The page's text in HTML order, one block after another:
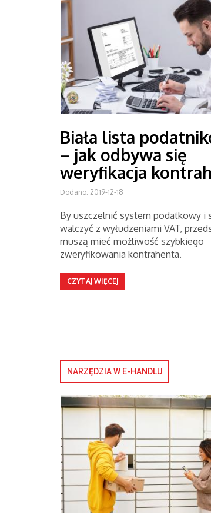
Biała lista
– jak odbywa się
weryfikacja
Dodano: 2019-12-18
By uszczelnić system podatkowy i
walczyć z wyłudzeniami VAT,
muszą mieć możliwość szybkiego
zweryfikowania kontrahenta.
CZYTAJ WIĘCEJ
NARZĘDZIA W E-HANDLU